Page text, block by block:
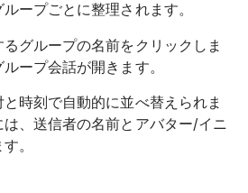
ープごとに整理されます。
グループの名前をクリックしま
ープ会話が開きます。
時刻で自動的に並べ替えられま
、送信者の名前とアバター/イニ
。